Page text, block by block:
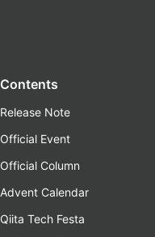
Contents
Release Note
Official Event
Official Column
Advent Calendar
Qiita Tech Festa